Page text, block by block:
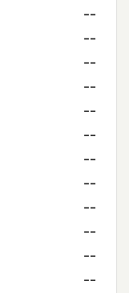
--
--
--
--
--
--
--
--
--
--
--
--